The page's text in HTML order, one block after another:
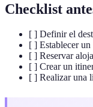
Checklist
[ ] Definir el
[ ] Establecer un
[ ] Reservar
[ ] Crear un
[ ] Realizar una